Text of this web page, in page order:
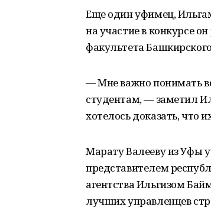
Еще один уфимец,
на участие в конкурсе
факультета
— Мне важно понимать
студентам, — заметил
хотелось доказать, что
Марату Валееву из Уфы
представителем
агентства Ильгизом
лучших управленцев